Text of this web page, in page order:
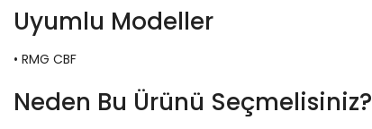
Uyumlu Modeller
• RMG CBF
Neden Bu Ürünü Seçmelisiniz?